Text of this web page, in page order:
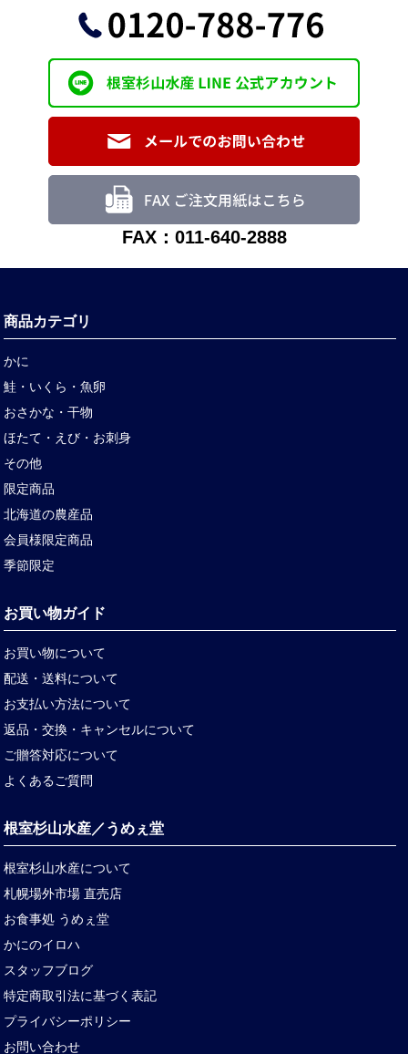
FAX：011-640-2888
商品カテゴリ
かに
鮭・いくら・魚卵
おさかな・干物
ほたて・えび・お刺身
その他
限定商品
北海道の農産品
会員様限定商品
季節限定
お買い物ガイド
お買い物について
配送・送料について
お支払い方法について
返品・交換・キャンセルについて
ご贈答対応について
よくあるご質問
根室杉山水産／うめぇ堂
根室杉山水産について
札幌場外市場 直売店
お食事処 うめぇ堂
かにのイロハ
スタッフブログ
特定商取引法に基づく表記
プライバシーポリシー
お問い合わせ